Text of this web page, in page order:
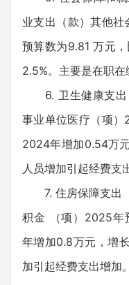
业支出（款）其他
预算数为9.81 万元
2.5%。主要是在职在
6. 卫生健康支出
事业单位医疗（项
2024年增加0.54万
人员增加引起经费支
7. 住房保障支出（
积金 （项）2025年
年增加0.8万元，增
加引起经费支出增加。